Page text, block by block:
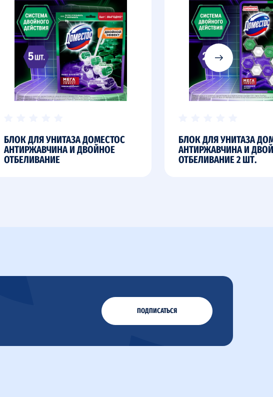
БЛОК ДЛЯ УНИТАЗА ДОМЕСТОС
АНТИРЖАВЧИНА И ДВОЙНОЕ
ОТБЕЛИВАНИЕ
БЛОК ДЛЯ УНИТАЗА
АНТИРЖАВЧИНА И
ОТБЕЛИВАНИЕ 2 ШТ.
ПОДПИСАТЬСЯ